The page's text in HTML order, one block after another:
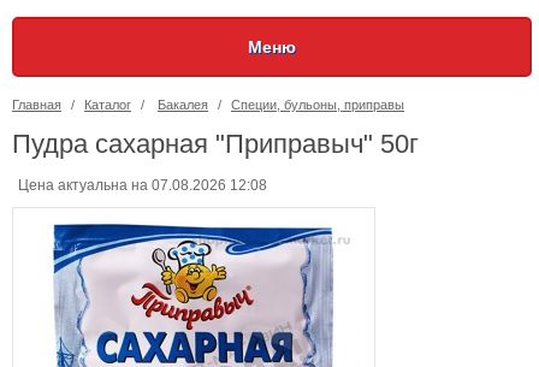
Меню
Главная / Каталог / Бакалея / Специи, бульоны, приправы
Пудра сахарная "Приправыч" 50г
Цена актуальна на 07.08.2026 12:08